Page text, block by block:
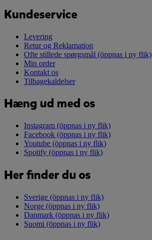
Kundeservice
Levering
Retur og Reklamation
Ofte stillede spørgsmål (öppnas i ny flik)
Min order
Kontakt os
Tilbagekaldelser
Hæng ud med os
Instagram (öppnas i ny flik)
Facebook (öppnas i ny flik)
Youtube (öppnas i ny flik)
Spotify (öppnas i ny flik)
Her finder du os
Sverige (öppnas i ny flik)
Norge (öppnas i ny flik)
Danmark (öppnas i ny flik)
Suomi (öppnas i ny flik)